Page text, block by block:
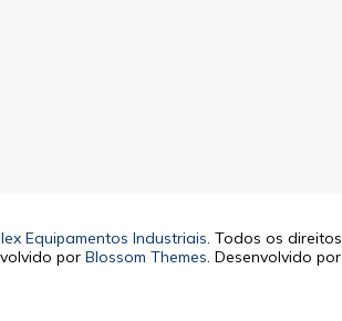
Equipamentos Industriais. Todos os direitos
por Blossom Themes. Desenvolvido por